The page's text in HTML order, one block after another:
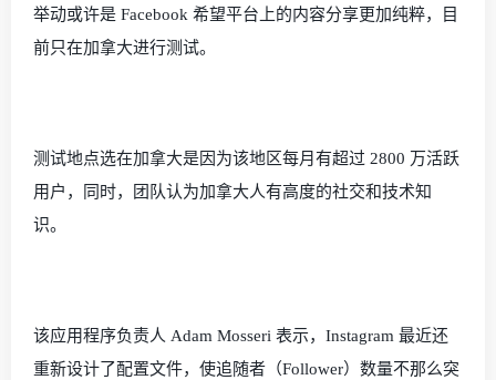
举动或许是 Facebook 希望平台上的内容分享更加纯粹，目
前只在加拿大进行测试。
测试地点选在加拿大是因为该地区每月有超过 2800 万活跃
用户，同时，团队认为加拿大人有高度的社交和技术知
识。
该应用程序负责人 Adam Mosseri 表示， Instagram 最近还
重新设计了配置文件，使追随者（Follower）数量不那么突